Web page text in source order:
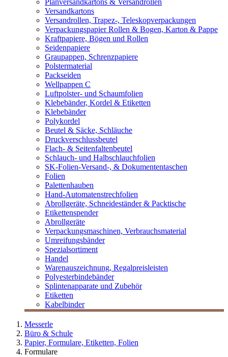
Planversandkartons & Versandrollen
Versandkartons
Versandrollen, Trapez-, Teleskopverpackungen
Verpackungspapier Rollen & Bogen, Karton & Pappe
Kraftpapiere, Bögen und Rollen
Seidenpapiere
Graupappen, Schrenzpapiere
Polstermaterial
Packseiden
Wellpappen C
Luftpolster- und Schaumfolien
Klebebänder, Kordel & Etiketten
Klebebänder
Polykordel
Beutel & Säcke, Schläuche
Druckverschlussbeutel
Flach- & Seitenfaltenbeutel
Schlauch- und Halbschlauchfolien
SK-Folien-Versand-, & Dokumententaschen
Folien
Palettenhauben
Hand-Automatenstrechfolien
Abrollgeräte, Schneideständer & Packtische
Etikettenspender
Abrollgeräte
Verpackungsmaschinen, Verbrauchsmaterial
Umreifungsbänder
Spezialsortiment
Handel
Warenauszeichnung, Regalpreisleisten
Polyesterbindebänder
Splintenapparate und Zubehör
Etiketten
Kabelbinder
Messerle
Büro & Schule
Papier, Formulare, Etiketten, Folien
Formulare